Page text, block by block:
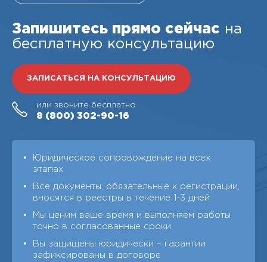
Запишитесь прямо сейчас на
бесплатную консультацию
ЗАПИСАТЬСЯ НА КОНСУЛЬТАЦИЮ
или звоните бесплатно
8 (800) 302-90-16
Юридическое сопровождение на всех
этапах
Все документы, обязательные к регистрации,
вносятся в реестры в течение 1-3 дней
Мы ценим ваше время и выполняем работы
точно в согласованные сроки
Вы защищены юридически – гарантии
зафиксированы в договоре